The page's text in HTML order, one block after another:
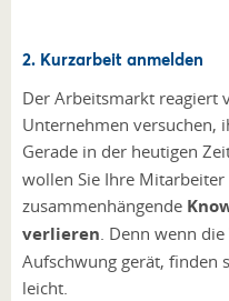
2. Kurzarbeit anmelden
Der Arbeitsmarkt reagiert
Unternehmen versuchen,
Gerade in der heutigen
wollen Sie Ihre
zusammenhängende
verlieren. Denn wenn
Aufschwung gerät, finden
leicht.